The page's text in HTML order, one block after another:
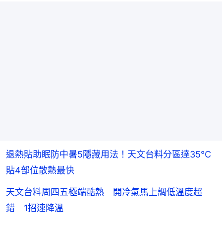
退熱貼助眠防中暑5隱藏用法！天文台料分區達35°C
貼4部位散熱最快
天文台料周四五極端酷熱 開冷氣馬上調低溫度超
錯 1招速降溫